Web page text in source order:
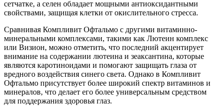
сетчатке, а селен обладает мощными антиоксидантными
свойствами, защищая клетки от окислительного стресса.
Сравнивая Компливит Офтальмо с другими витаминно-
минеральными комплексами, такими как Лютеин комплекс
или Визион, можно отметить, что последний акцентирует
внимание на содержании лютеина и зеаксантина, которые
являются каротиноидами и помогают защищать глаза от
вредного воздействия синего света. Однако в Компливит
Офтальмо присутствует более широкий спектр витаминов и
минералов, что делает его более универсальным средством
для поддержания здоровья глаз.